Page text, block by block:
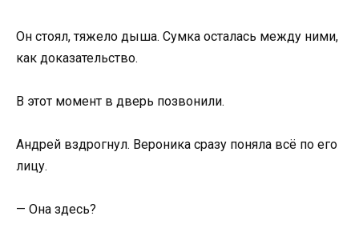
Он стоял, тяжело дыша. Сумка осталась между ними,
как доказательство.
В этот момент в дверь позвонили.
Андрей вздрогнул. Вероника сразу поняла всё по его
лицу.
— Она здесь?